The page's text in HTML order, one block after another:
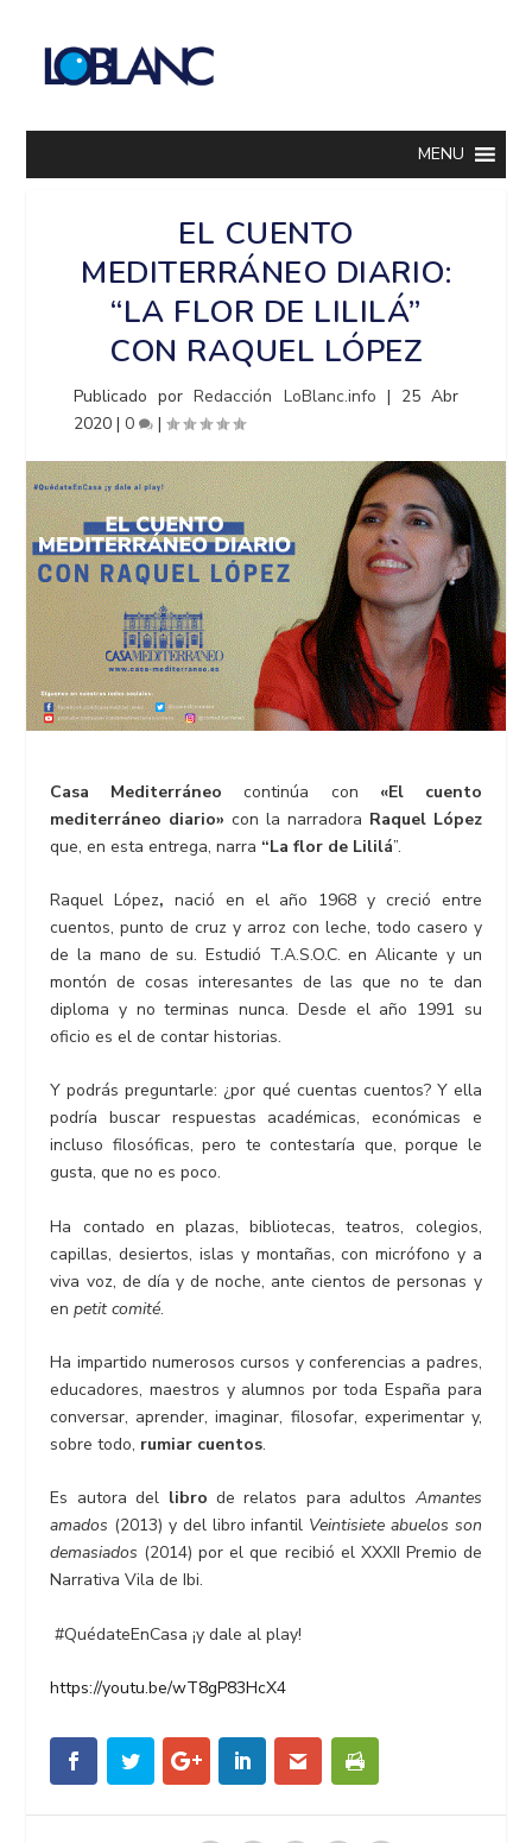
MENU
EL CUENTO
MEDITERRÁNEO DIARIO:
“LA FLOR DE LILILÁ”
CON RAQUEL LÓPEZ
Publicado porRedacción LoBlanc.info | 25 Abr
2020 |0 |
Casa Mediterráneocontinúa con «El cuento
mediterráneo diario»con la narradora Raquel López
que, en esta entrega, narra “La flor de Lililá”.
Raquel López,nació en el año 1968 y creció entre
cuentos, punto de cruz y arroz con leche, todo casero y
de la mano de su. Estudió T.A.S.O.C. en Alicante y un
montón de cosas interesantes de las que no te dan
diploma y no terminas nunca. Desde el año 1991 su
oficio es el de contar historias.
Y podrás preguntarle: ¿por qué cuentas cuentos? Y ella
podría buscar respuestas académicas, económicas e
incluso filosóficas, pero te contestaría que, porque le
gusta, que no es poco.
Ha contado en plazas, bibliotecas, teatros, colegios,
capillas, desiertos, islas y montañas, con micrófono y a
viva voz, de día y de noche, ante cientos de personas y
enpetit comité.
Ha impartido numerosos cursos y conferencias a padres,
educadores, maestros y alumnos por toda España para
conversar, aprender, imaginar, filosofar, experimentar y,
sobre todo, rumiar cuentos.
Es autora del libro de relatos para adultos Amantes
amados (2013) y del libro infantil Veintisiete abuelos son
demasiados (2014) por el que recibió el XXXII Premio de
Narrativa Vila de Ibi.
#QuédateEnCasa ¡y dale al play!
https://youtu.be/wT8gP83HcX4